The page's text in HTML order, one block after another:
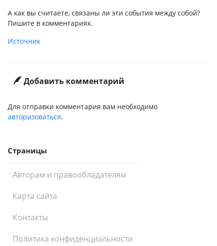
А как вы считаете, связаны ли эти события между собой?
Пишите в комментариях.
Источник
Добавить комментарий
Для отправки комментария вам необходимо
авторизоваться.
Страницы
Авторам и правообладателям
Карта сайта
Контакты
Политика конфиденциальности